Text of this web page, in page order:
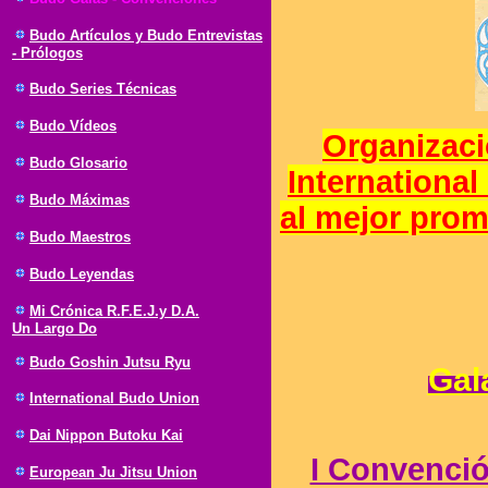
Budo Artículos y Budo Entrevistas
- Prólogos
Budo Series Técnicas
Budo Vídeos
Budo Glosario
Budo Máximas
Budo Maestros
Budo Leyendas
Mi Crónica R.F.E.J.y D.A.
Un Largo Do
Budo Goshin Jutsu Ryu
International Budo Union
Dai Nippon Butoku Kai
European Ju Jitsu Union
International
al mejor
I